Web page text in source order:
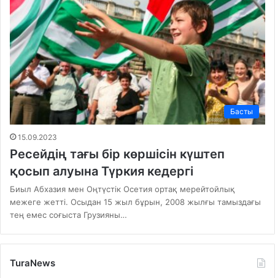
Басты
15.09.2023
Ресейдің тағы бір көршісін күштеп
қосып алуына Түркия кедергі
Биыл Абхазия мен Оңтүстік Осетия ортақ мерейтойлық
межеге жетті. Осыдан 15 жыл бұрын, 2008 жылғы тамыздағы
тең емес соғыста Грузияны…
TuraNews